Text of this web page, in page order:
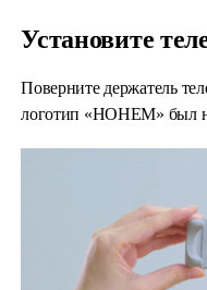
Установите
Поверните держатель
логотип «HOHEM» был